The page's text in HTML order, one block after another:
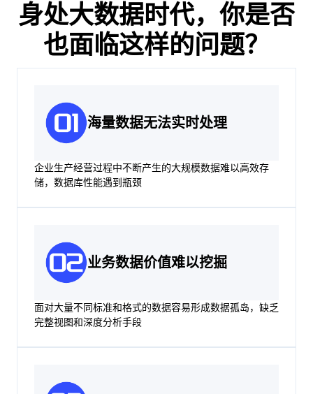
身处大数据时代，你是否
也面临这样的问题？
海量数据无法实时处理
企业生产经营过程中不断产生的大规模数据难以高效存
储，数据库性能遇到瓶颈
业务数据价值难以挖掘
面对大量不同标准和格式的数据容易形成数据孤岛，缺乏
完整视图和深度分析手段